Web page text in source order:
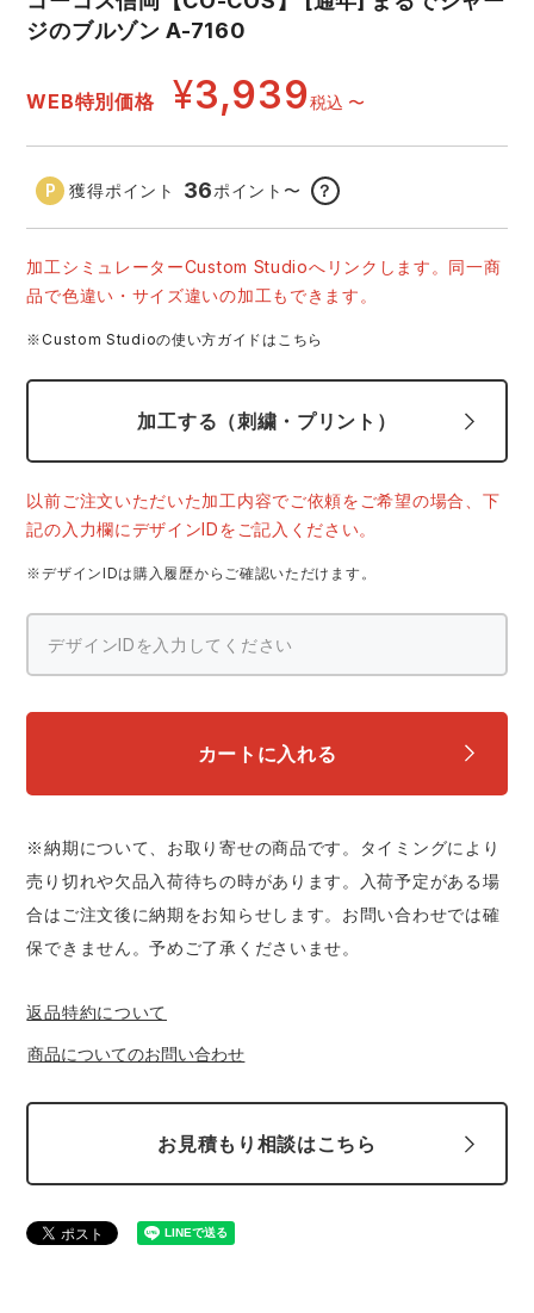
電熱ウェア・ヒートウェア
刺繍・プリント加工対象商品
ジーベック ランキング
作業着
ニット
サーヴォ セロリー 大阪支店
アタックベース サンエス
スターライト工業 東洋物産工業
弘進ゴム 藤井電工
ジのブルゾン A-7160
WEB特別価格 ¥3,939税込 〜
獲得ポイント 36ポイント 〜 ？
加工シミュレーターCustom Studioへリンクします。同一商
品で色違い・サイズ違いの加工もできます。
※Custom Studioの使い方ガイドはこちら
加工する（刺繍・プリント）
以前ご注文いただいた加工内容でご依頼をご希望の場合、下
記の入力欄にデザインIDをご記入ください。
※デザインIDは購入履歴からご確認いただけます。
カートに入れる
※納期について、お取り寄せの商品です。タイミングにより
売り切れや欠品入荷待ちの時があります。入荷予定がある場
合はご注文後に納期をお知らせします。お問い合わせでは確
保できません。予めご了承くださいませ。
返品特約について
商品についてのお問い合わせ
お見積もり相談はこちら